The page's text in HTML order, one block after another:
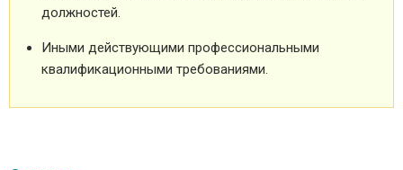
должностей.
Иными действующими профессиональными
квалификационными требованиями.